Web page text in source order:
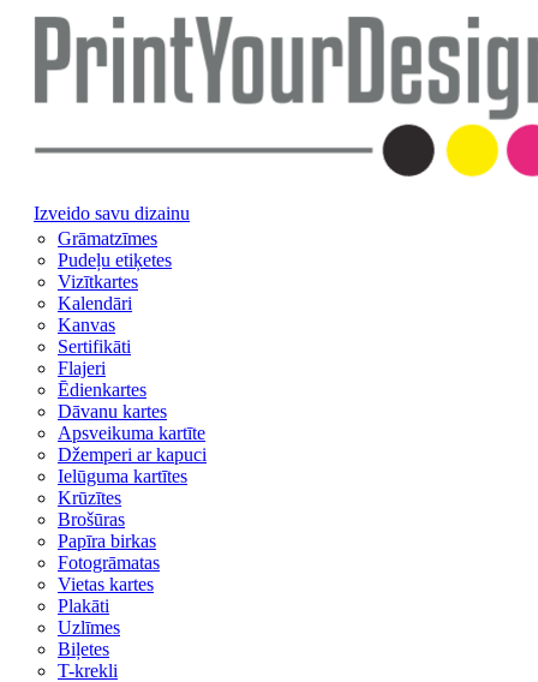
Izveido savu dizainu
Grāmatzīmes
Pudeļu etiķetes
Vizītkartes
Kalendāri
Kanvas
Sertifikāti
Flajeri
Ēdienkartes
Dāvanu kartes
Apsveikuma kartīte
Džemperi ar kapuci
Ielūguma kartītes
Krūzītes
Brošūras
Papīra birkas
Fotogrāmatas
Vietas kartes
Plakāti
Uzlīmes
Biļetes
T-krekli